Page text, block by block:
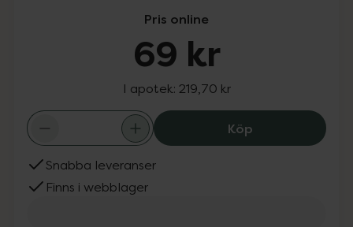
Pris online
69 kr
I apotek: 219,70 kr
KöpMometason
Snabba leveranser
Finns i webblager